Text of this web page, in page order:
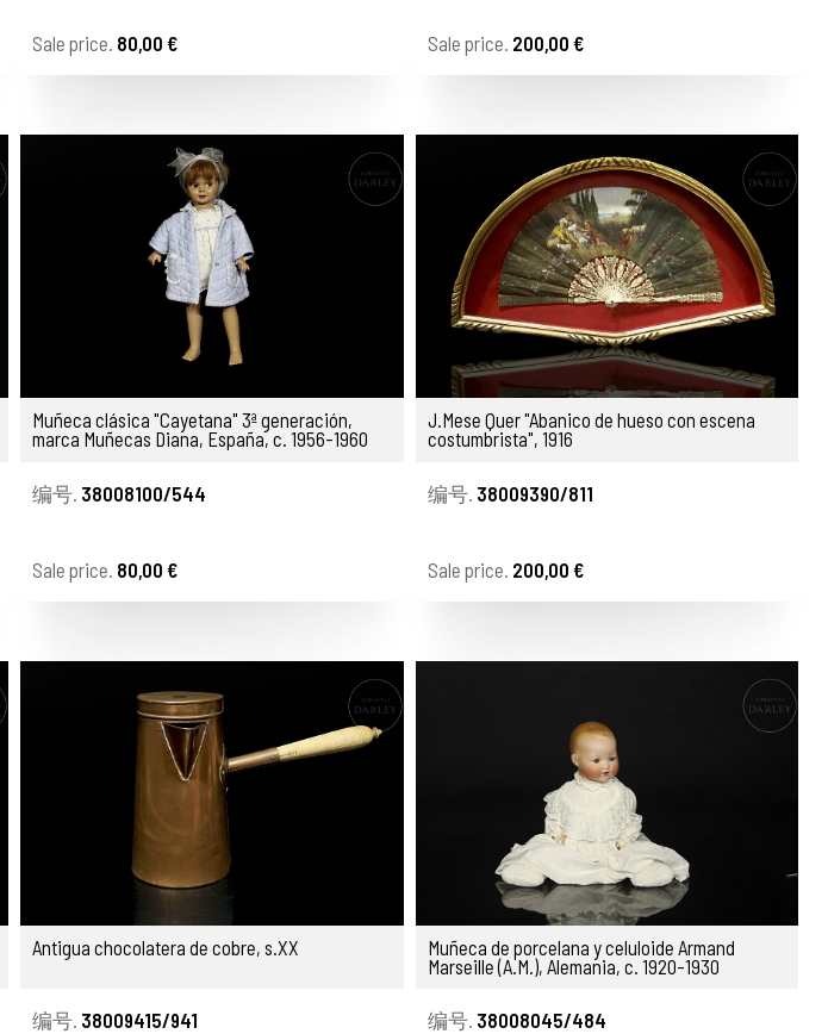
Sale price. 80,00 € Sale price. 200,00 €
Muñeca clásica "Cayetana" 3ª generación,
marca Muñecas Diana, España, c. 1956-1960
编号. 38008100/544
Sale price. 80,00 €
J.Mese Quer "Abanico de hueso con escena
costumbrista", 1916
编号. 38009390/811
Sale price. 200,00 €
Antigua chocolatera de cobre, s.XX
编号. 38009415/941
Muñeca de porcelana y celuloide Armand
Marseille (A.M.), Alemania, c. 1920-1930
编号. 38008045/484